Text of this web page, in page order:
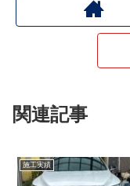
関連記事
施工実績